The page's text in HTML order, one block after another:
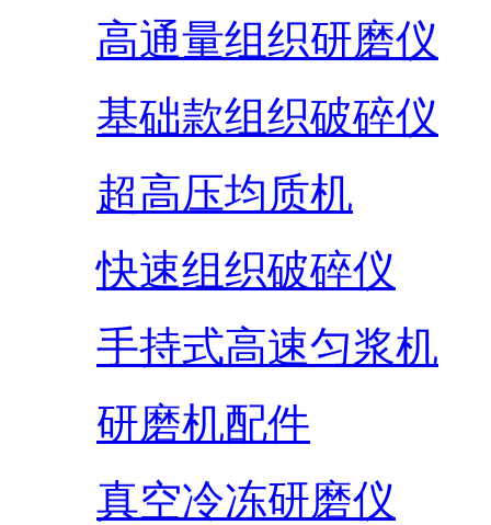
高通量组织研磨仪
基础款组织破碎仪
超高压均质机
快速组织破碎仪
手持式高速匀浆机
研磨机配件
真空冷冻研磨仪